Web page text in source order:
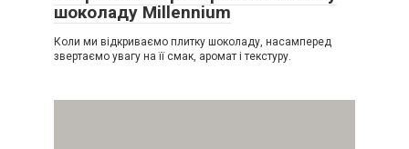
шоколаду Millennium
Коли ми відкриваємо плитку шоколаду, насамперед
звертаємо увагу на її смак, аромат і текстуру.